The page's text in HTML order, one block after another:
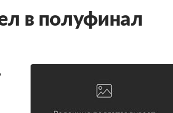
в полуфинал